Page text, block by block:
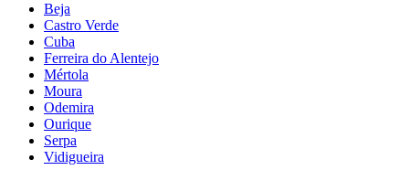
Beja
Castro Verde
Cuba
Ferreira do Alentejo
Mértola
Moura
Odemira
Ourique
Serpa
Vidigueira